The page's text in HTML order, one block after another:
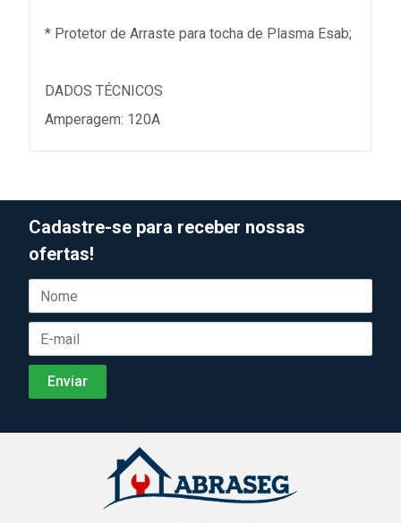
* Protetor de Arraste para tocha de Plasma Esab;
DADOS TÉCNICOS
Amperagem: 120A
Cadastre-se para receber nossas
ofertas!